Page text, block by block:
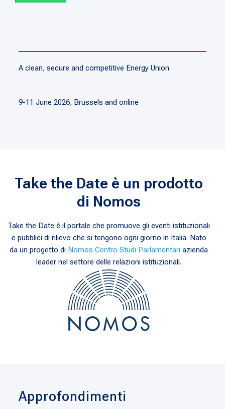
A clean, secure and competitive Energy Union
9-11 June 2026, Brussels and online
Take the Date è un prodotto
di Nomos
Take the Date è il portale che promuove gli eventi istituzionali
e pubblici di rilievo che si tengono ogni giorno in Italia. Nato
da un progetto di Nomos Centro Studi Parlamentari azienda
leader nel settore delle relazioni istituzionali.
Approfondimenti